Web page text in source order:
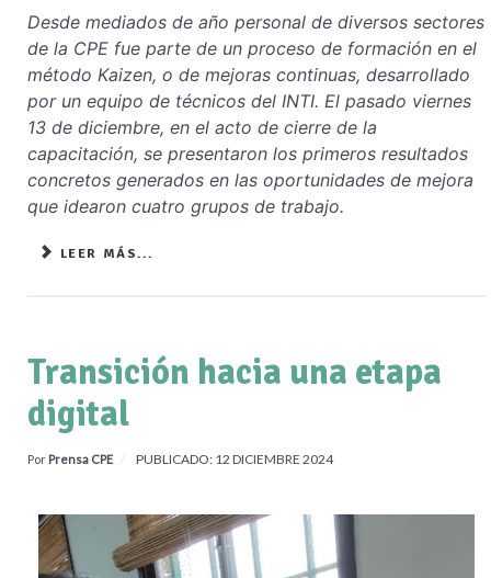
Desde mediados de año personal de diversos sectores
de la CPE fue parte de un proceso de formación en el
método Kaizen, o de mejoras continuas, desarrollado
por un equipo de técnicos del INTI. El pasado viernes
13 de diciembre, en el acto de cierre de la
capacitación, se presentaron los primeros resultados
concretos generados en las oportunidades de mejora
que idearon cuatro grupos de trabajo.
LEER MÁS...
Transición hacia una etapa
digital
Por Prensa CPE PUBLICADO: 12 DICIEMBRE 2024